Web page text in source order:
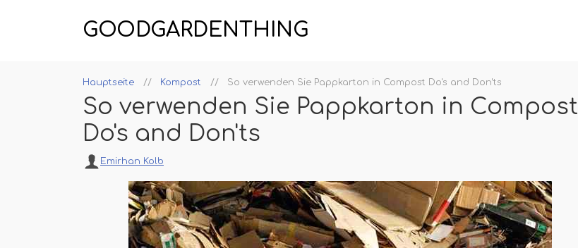
GOODGARDENTHING
Hauptseite Kompost So verwenden Sie Pappkarton in Compost Do's and Don'ts
So verwenden Sie Pappkarton in Compost
Do's and Don'ts
Emirhan Kolb